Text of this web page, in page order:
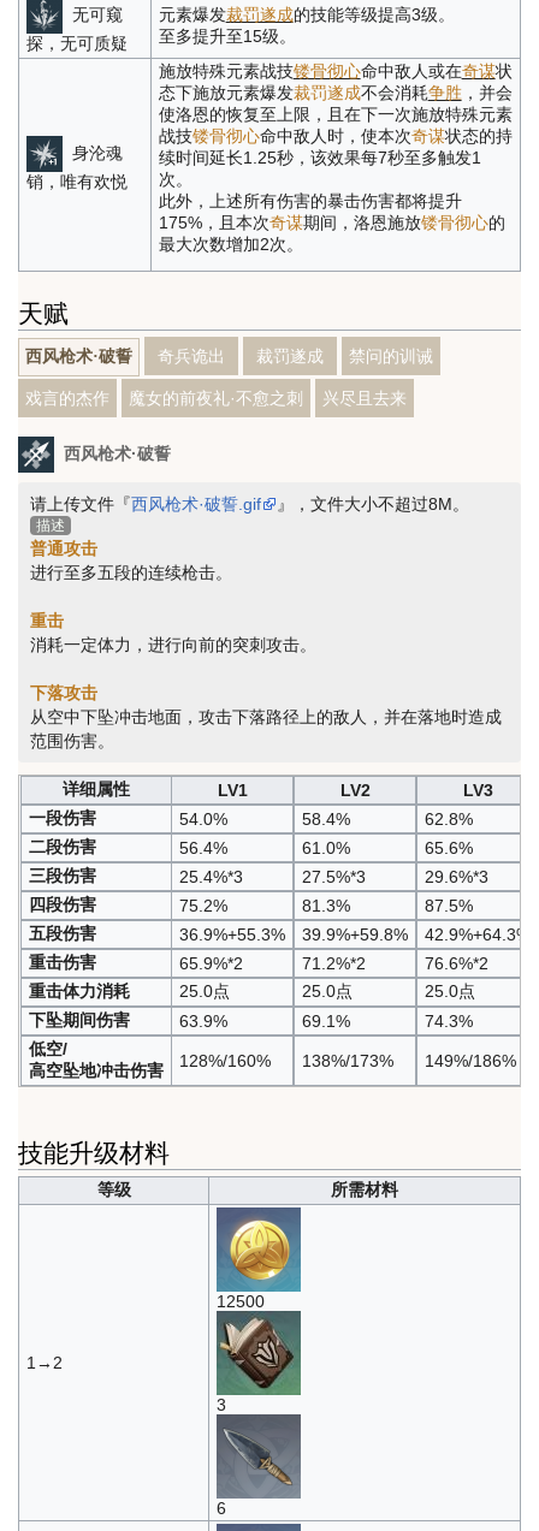
无可窥
探，无可质疑
元素爆发裁罚遂成的技能等级提高3级。
至多提升至15级。
身沦魂
销，唯有欢悦
施放特殊元素战技镂骨彻心命中敌人或在奇谋状
态下施放元素爆发裁罚遂成不会消耗争胜，并会
使洛恩的恢复至上限，且在下一次施放特殊元素
战技镂骨彻心命中敌人时，使本次奇谋状态的持
续时间延长1.25秒，该效果每7秒至多触发1
次。
此外，上述所有伤害的暴击伤害都将提升
175%，且本次奇谋期间，洛恩施放镂骨彻心的
最大次数增加2次。
天赋
西风枪术·破誓 奇兵诡出 裁罚遂成 禁问的训诫
戏言的杰作 魔女的前夜礼·不愈之刺 兴尽且去来
西风枪术·破誓
请上传文件『西风枪术·破誓.gif 』，文件大小不超过8M。
描述
普通攻击
进行至多五段的连续枪击。
重击
消耗一定体力，进行向前的突刺攻击。
下落攻击
从空中下坠冲击地面，攻击下落路径上的敌人，并在落地时造成
范围伤害。
详细属性 LV1 LV2
LV3
一段伤害
54.0% 58.4%
62.8%
二段伤害
56.4% 61.0%
65.6%
三段伤害
25.4%*3 27.5%*3
29.6%*3
四段伤害
75.2% 81.3%
87.5%
五段伤害
36.9%+55.3% 39.9%+59.8%
42.9%+64.3%
重击伤害
65.9%*2 71.2%*2
76.6%*2
重击体力消耗
25.0点 25.0点
25.0点
下坠期间伤害
63.9% 69.1%
74.3%
低空/
高空坠地冲击伤害
128%/160% 138%/173% 149%/186%
技能升级材料
等级 所需材料
1→2
12500
3
6